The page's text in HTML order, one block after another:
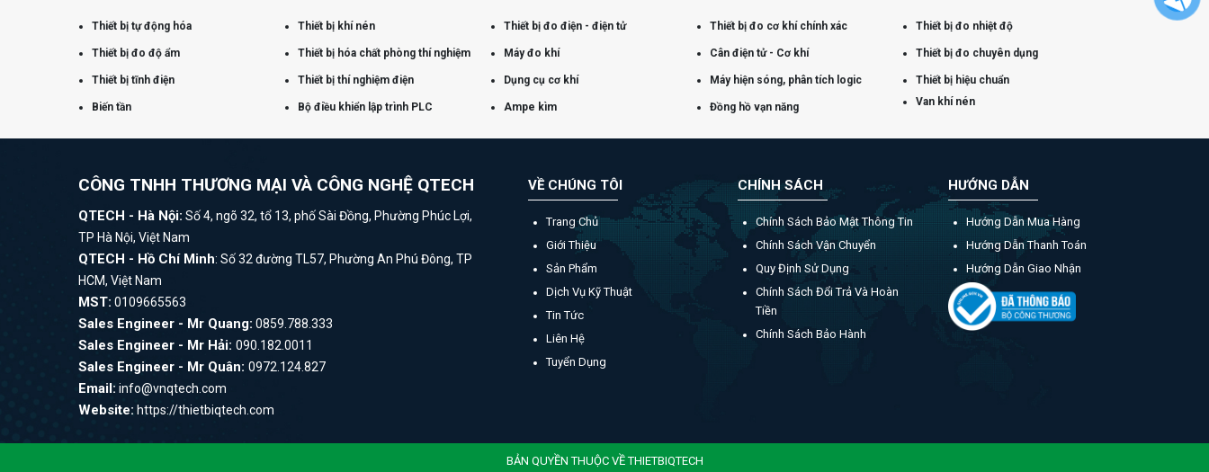
Thiết bị tự động hóa Thiết bị khí nén Thiết bị đo điện - điện tử Thiết bị đo cơ khí chính xác Thiết bị đo nhiệt độ
Thiết bị đo độ ẩm Thiết bị hóa chất phòng thí nghiệm Máy đo khí Cân điện tử - Cơ khí Thiết bị đo chuyên dụng
Thiết bị tĩnh điện Thiết bị thí nghiệm điện Dụng cụ cơ khí Máy hiện sóng, phân tích logic Thiết bị hiệu chuẩn
Biến tần Bộ điều khiển lập trình PLC Ampe kìm Đồng hồ vạn năng Van khí nén
CÔNG TNHH THƯƠNG MẠI VÀ CÔNG NGHỆ QTECH
QTECH - Hà Nội: Số 4, ngõ 32, tổ 13, phố Sài Đồng, Phường Phúc Lợi,
TP Hà Nội, Việt Nam
QTECH - Hồ Chí Minh: Số 32 đường TL57, Phường An Phú Đông, TP
HCM, Việt Nam
MST: 0109665563
Sales Engineer - Mr Quang: 0859.788.333
Sales Engineer - Mr Hải: 090.182.0011
Sales Engineer - Mr Quân: 0972.124.827
Email: info@vnqtech.com
Website: https://thietbiqtech.com
VỀ CHÚNG TÔI
Trang Chủ
Giới Thiệu
Sản Phẩm
Dịch Vụ Kỹ Thuật
Tin Tức
Liên Hệ
Tuyển Dụng
CHÍNH SÁCH
Chính Sách Bảo Mật Thông Tin
Chính Sách Vận Chuyển
Quy Định Sử Dụng
Chính Sách Đổi Trả Và Hoàn
Tiền
Chính Sách Bảo Hành
HƯỚNG DẪN
Hướng Dẫn Mua Hàng
Hướng Dẫn Thanh Toán
Hướng Dẫn Giao Nhận
BẢN QUYỀN THUỘC VỀ THIETBIQTECH